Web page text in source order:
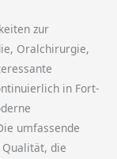
zur
Oralchirurgie,
in Fort-
umfassende
die